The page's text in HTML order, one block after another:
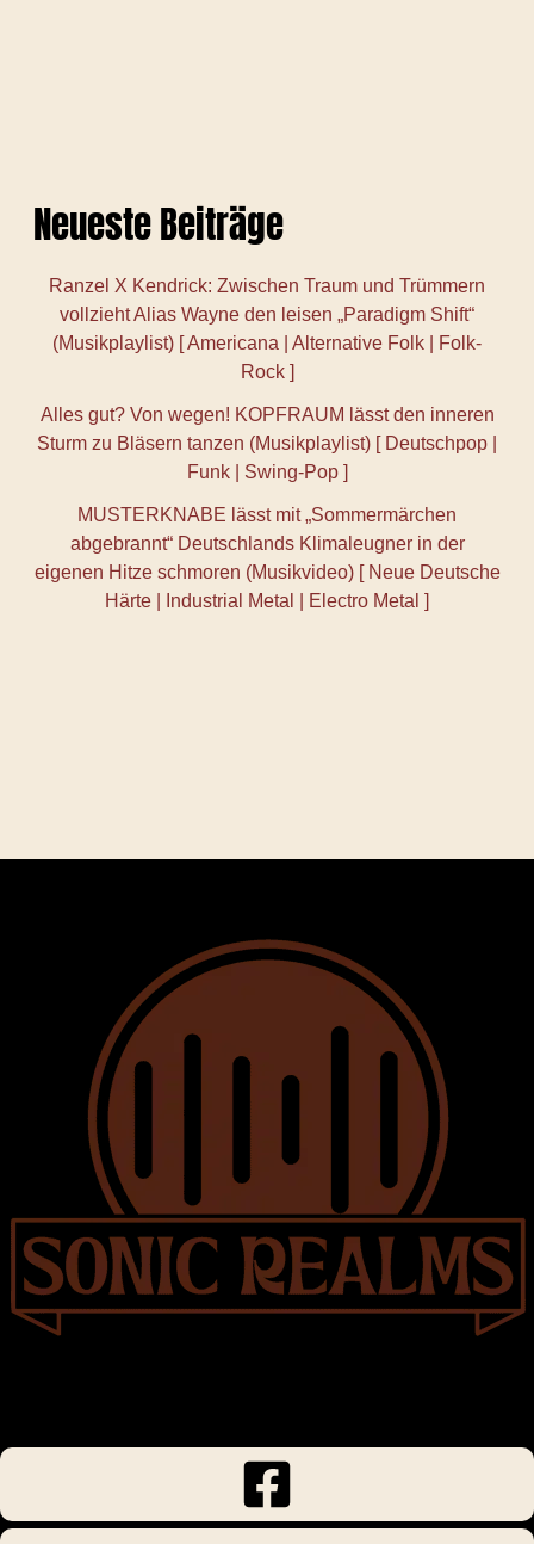
Neueste Beiträge
Ranzel X Kendrick: Zwischen Traum und Trümmern
vollzieht Alias Wayne den leisen „Paradigm Shift“
(Musikplaylist) [ Americana | Alternative Folk | Folk-
Rock ]
Alles gut? Von wegen! KOPFRAUM lässt den inneren
Sturm zu Bläsern tanzen (Musikplaylist) [ Deutschpop |
Funk | Swing-Pop ]
MUSTERKNABE lässt mit „Sommermärchen
abgebrannt“ Deutschlands Klimaleugner in der
eigenen Hitze schmoren (Musikvideo) [ Neue Deutsche
Härte | Industrial Metal | Electro Metal ]